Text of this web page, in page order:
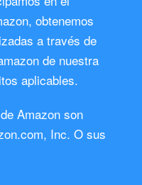
obtenemos
a través de
de nuestra
aplicables.
Amazon son
Inc. O sus